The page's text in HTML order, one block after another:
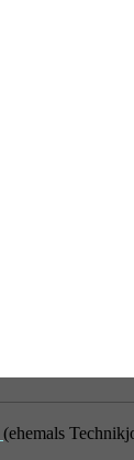
(ehemals